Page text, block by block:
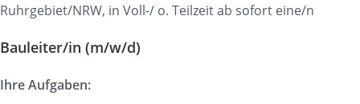
Ruhrgebiet/NRW, in Voll-/ o. Teilzeit ab sofort eine/n
Bauleiter/in (m/w/d)
Ihre Aufgaben: